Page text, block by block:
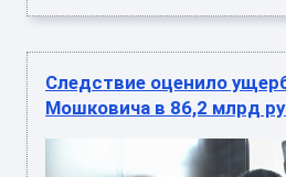
Следствие оценило
Мошковича в 86,2 млрд